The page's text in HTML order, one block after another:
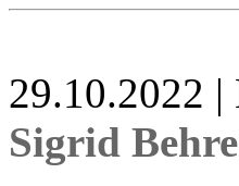
29.10.2022
Sigrid